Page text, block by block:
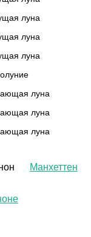
луна
луна
луна
луна
луна
луна
Манхеттен